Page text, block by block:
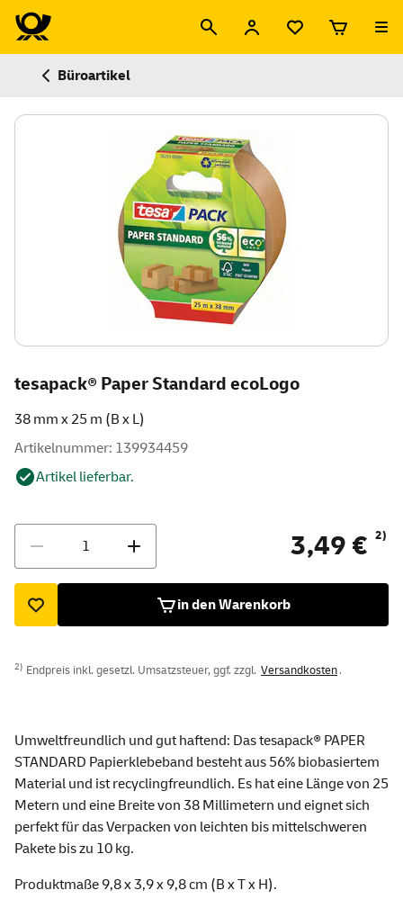
Büroartikel
tesapack® Paper Standard ecoLogo
38 mm x 25 m (B x L)
Artikelnummer: 139934459
Artikel lieferbar.
3,49 € 2)
in den Warenkorb
2) Endpreis inkl. gesetzl. Umsatzsteuer, ggf. zzgl. Versandkosten.
Umweltfreundlich und gut haftend: Das tesapack® PAPER
STANDARD Papierklebeband besteht aus 56% biobasiertem
Material und ist recyclingfreundlich. Es hat eine Länge von 25
Metern und eine Breite von 38 Millimetern und eignet sich
perfekt für das Verpacken von leichten bis mittelschweren
Pakete bis zu 10 kg.
Produktmaße 9,8 x 3,9 x 9,8 cm (B x T x H).